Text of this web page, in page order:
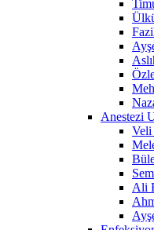
Anestezi
Ali